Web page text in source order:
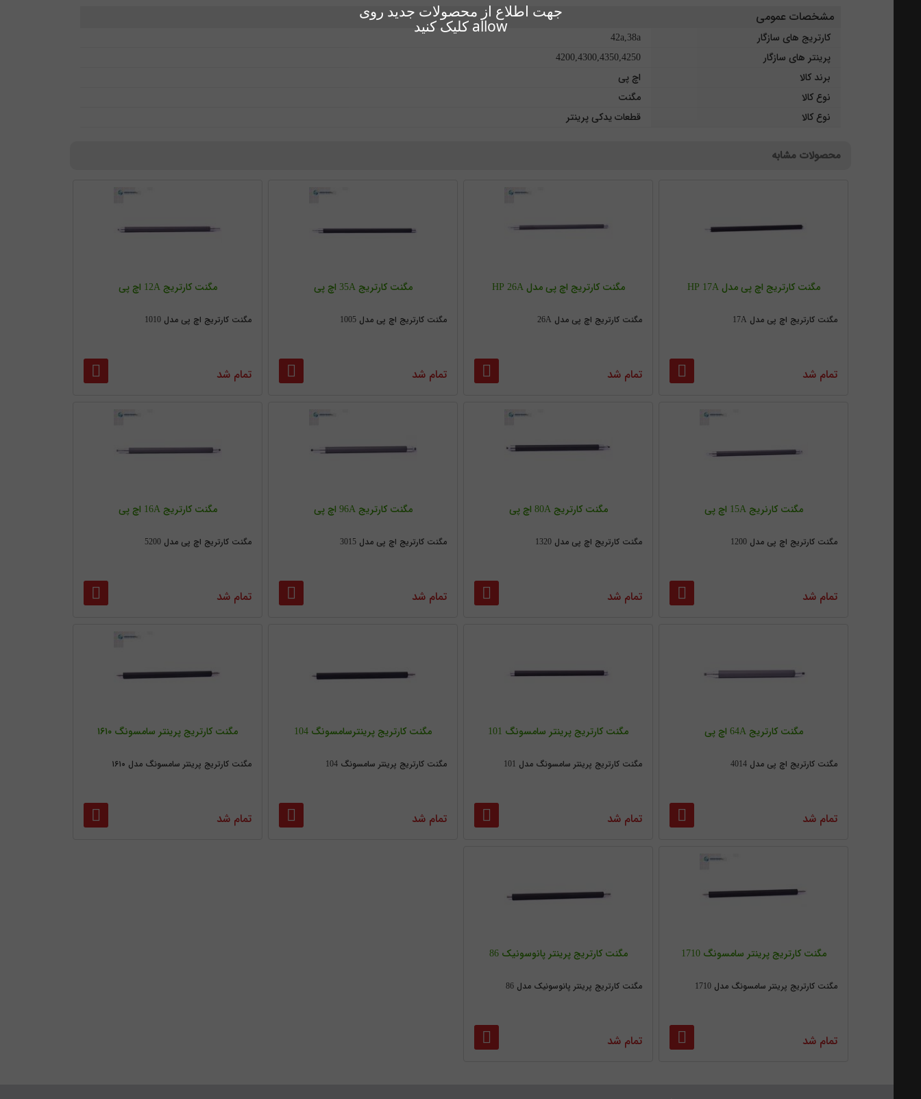
جهت اطلاع از محصولات جدید روی
allow کلیک کنید مشخصات عمومی
کارتریج های سازگار
42a,38a
پرینتر های سازگار
4200,4300,4350,4250
برند کالا
اچ پی
نوع کالا
مگنت
نوع کالا
قطعات یدکی پرینتر
محصولات مشابه
مگنت کارتریج اچ پی مدل HP 17A
مگنت کارتریج اچ پی مدل 17A
تمام شد
مگنت کارتریج اچ پی مدل HP 26A
مگنت کارتریج اچ پی مدل 26A
تمام شد
مگنت کارتریج 35A اچ پی
مگنت کارتریج اچ پی مدل 1005
تمام شد
مگنت کارتریج 12A اچ پی
مگنت کارتریج اچ پی مدل 1010
تمام شد
مگنت کارنریج 15A اچ پی
مگنت کارتریج اچ پی مدل 1200
تمام شد
مگنت کارتریج 80A اچ پی
مگنت کارتریج اچ پی مدل 1320
تمام شد
مگنت کارتریج 96A اچ پی
مگنت کارتریج اچ پی مدل 3015
تمام شد
مگنت کارتریج 16A اچ پی
مگنت کارتریج اچ پی مدل 5200
تمام شد
مگنت کارتریج 64A اچ پی
مگنت کارتریج اچ پی مدل 4014
تمام شد
مگنت کارتریج پرینتر سامسونگ 101
مگنت کارتریج پرینتر سامسونگ مدل 101
تمام شد
مگنت کارتریج پرینترسامسونگ 104
مگنت کارتریج پرینتر سامسونگ 104
تمام شد
مگنت کارتریج پرینتر سامسونگ ۱۶۱۰
مگنت کارتریج پرینتر سامسونگ مدل ۱۶۱۰
تمام شد
مگنت کارتریج پرینتر سامسونگ 1710
مگنت کارتریج پرینتر سامسونگ مدل 1710
تمام شد
مگنت کارتریج پرینتر پانوسونیک 86
مگنت کارتریج پرینتر پانوسونیک مدل 86
تمام شد